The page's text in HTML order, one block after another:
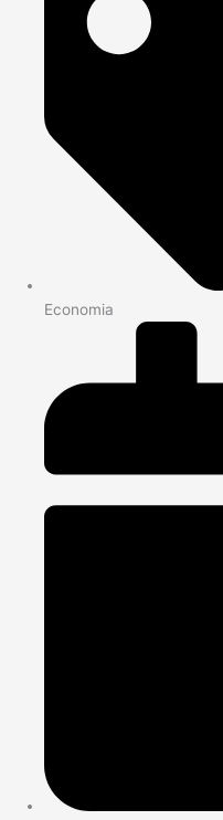
Economia